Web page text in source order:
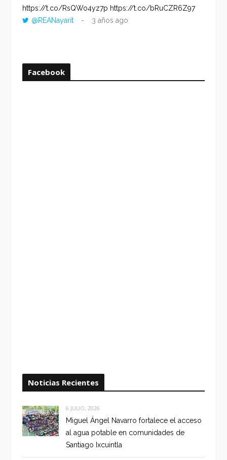
https://t.co/RsQWo4yz7p https://t.co/bRuCZR6Z97
@REANayarit
3 años ago
Facebook
Noticias Recientes
6 JULIO, 2026
Miguel Ángel Navarro fortalece el acceso
al agua potable en comunidades de
Santiago Ixcuintla